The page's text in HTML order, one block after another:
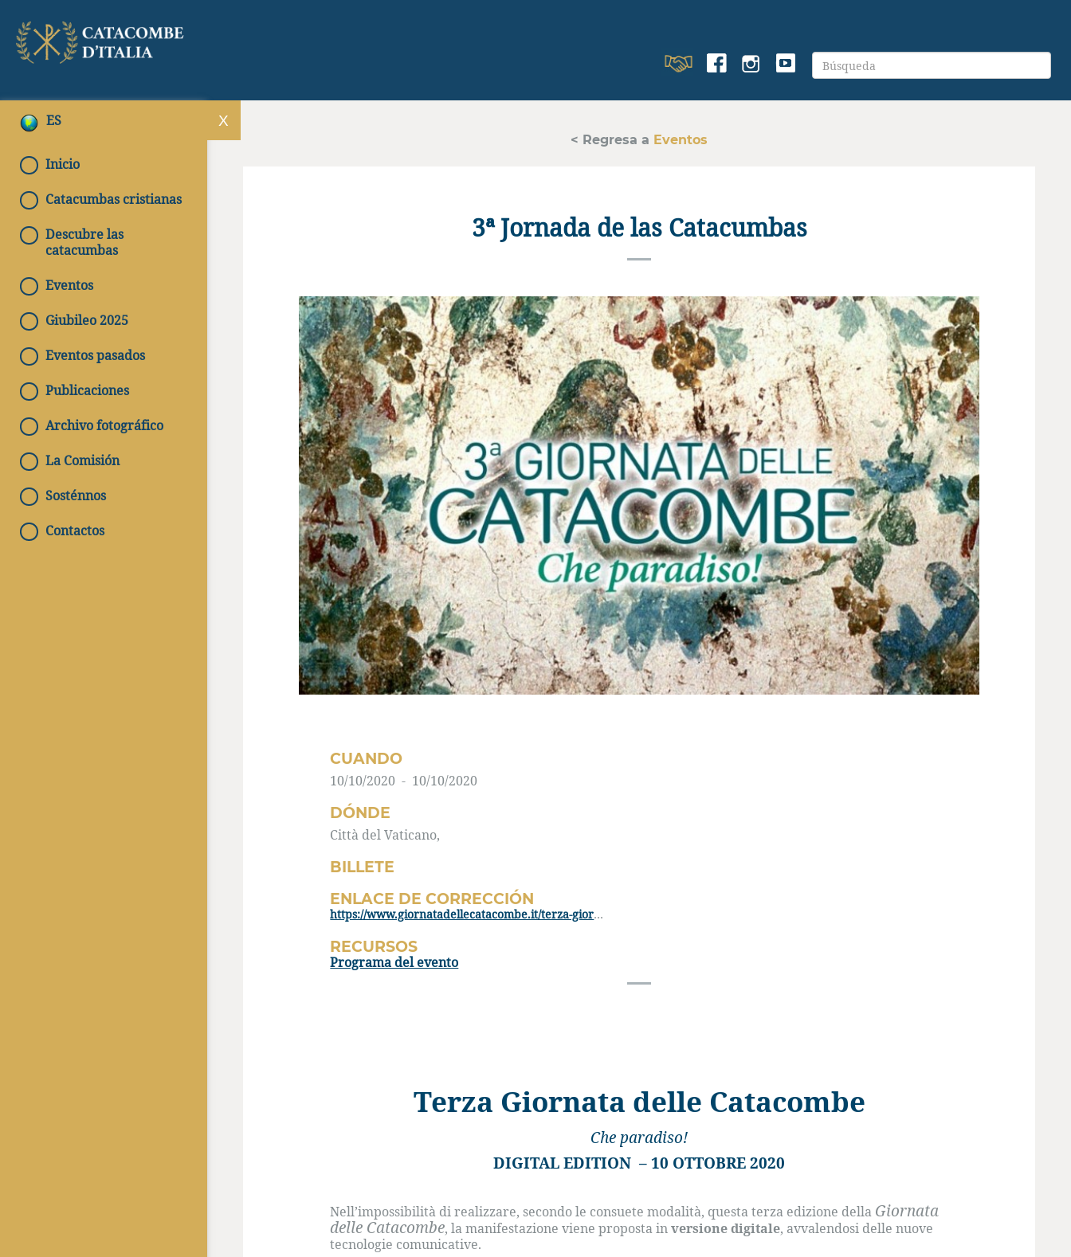
ES
Inicio
Catacumbas cristianas
Descubre las
catacumbas
Eventos
Giubileo 2025
Eventos pasados
Publicaciones
Archivo fotográfico
La Comisión
Sosténnos
Contactos
< Regresa a Eventos
3ª Jornada de las Catacumbas
CUANDO
10/10/2020 - 10/10/2020
DÓNDE
Città del Vaticano,
BILLETE
ENLACE DE CORRECCIÓN
https://www.giornatadellecatacombe.it/terza-giornata-delle-catacombe/
RECURSOS
Programa del evento
Terza Giornata delle Catacombe
Che paradiso!
DIGITAL EDITION – 10 OTTOBRE 2020
Nell’impossibilità di realizzare, secondo le consuete modalità, questa terza edizione della Giornata
delle Catacombe, la manifestazione viene proposta inversione digitale, avvalendosi delle nuove
tecnologie comunicative.